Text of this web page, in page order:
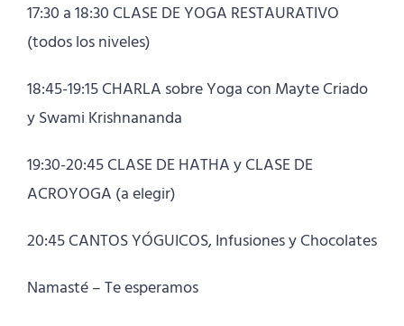
17:30 a 18:30 CLASE DE YOGA RESTAURATIVO
(todos los niveles)
18:45-19:15 CHARLA sobre Yoga con Mayte Criado
y Swami Krishnananda
19:30-20:45 CLASE DE HATHA y CLASE DE
ACROYOGA (a elegir)
20:45 CANTOS YÓGUICOS, Infusiones y Chocolates
Namasté – Te esperamos